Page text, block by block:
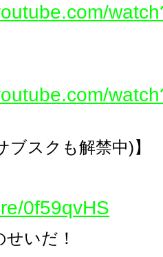
ブスクも解禁中)】
0f59qvHS
いだ！